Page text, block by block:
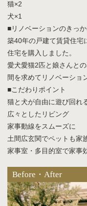
猫×2
犬×1
■リノベーションのきっ
築40年の戸建て賃貸住宅
住宅を購入しました。
愛犬愛猫2匹と娘さんと
間を求めてリノベーショ
■こだわりポイント
猫と犬が自由に遊び回れ
広々としたリビング
家事動線をスムーズに
土間広玄関でペットも家
家事室・多目的室で家事
Before・After